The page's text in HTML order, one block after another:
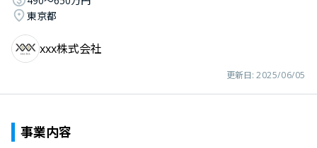
東京都
xxx株式会社
更新日: 2025/06/05
事業内容